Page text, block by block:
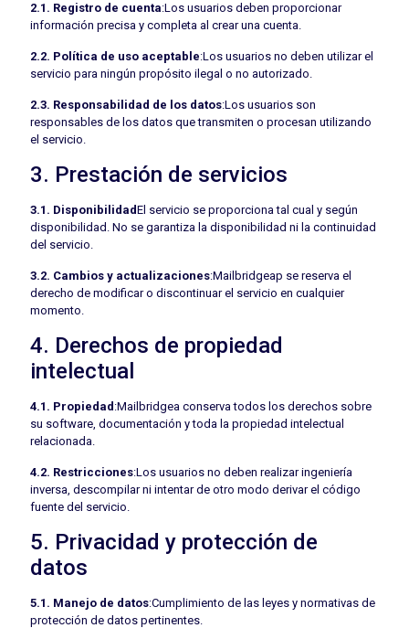
2.1. Registro de cuenta:Los usuarios deben proporcionar
información precisa y completa al crear una cuenta.
2.2. Política de uso aceptable:Los usuarios no deben utilizar el
servicio para ningún propósito ilegal o no autorizado.
2.3. Responsabilidad de los datos:Los usuarios son
responsables de los datos que transmiten o procesan utilizando
el servicio.
3. Prestación de servicios
3.1. DisponibilidadEl servicio se proporciona tal cual y según
disponibilidad. No se garantiza la disponibilidad ni la continuidad
del servicio.
3.2. Cambios y actualizaciones:Mailbridgeap se reserva el
derecho de modificar o discontinuar el servicio en cualquier
momento.
4. Derechos de propiedad
intelectual
4.1. Propiedad :Mailbridgea conserva todos los derechos sobre
su software, documentación y toda la propiedad intelectual
relacionada.
4.2. Restricciones:Los usuarios no deben realizar ingeniería
inversa, descompilar ni intentar de otro modo derivar el código
fuente del servicio.
5. Privacidad y protección de
datos
5.1. Manejo de datos:Cumplimiento de las leyes y normativas de
protección de datos pertinentes.